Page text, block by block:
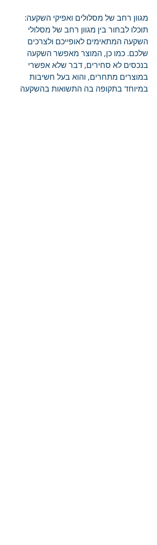
מגוון רחב של מסלולים ואפיקי השקעה:
תוכלו לבחור בין מגוון רחב של מסלולי
השקעה המתאימים לאופייכם ולצרכים
שלכם. כמו כן, המוצר מאפשר השקעה
בנכסים לא סחירים, דבר שלא אפשרי
במוצרים מתחרים, והוא בעל חשיבות
במיוחד בתקופה בה התשואות בהשקעה